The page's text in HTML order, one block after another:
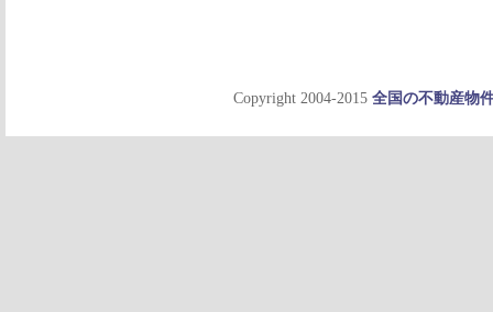
Copyright 2004-2015 全国の不動産物